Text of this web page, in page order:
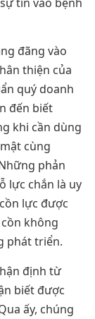
đãng vào
thiện của
quý doanh
đến biết
khi cần dùng
cùng
phản
lực chắn là uy
lực được
không
phát triển.
định từ
biết được
ấy, chúng